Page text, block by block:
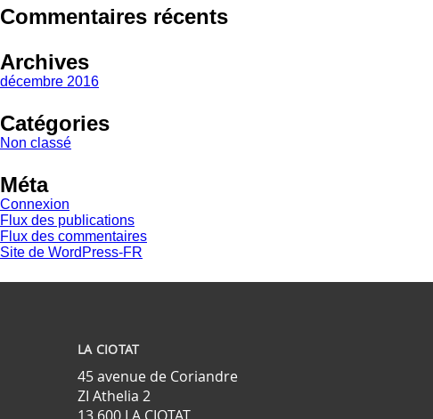
Commentaires récents
Archives
décembre 2016
Catégories
Non classé
Méta
Connexion
Flux des publications
Flux des commentaires
Site de WordPress-FR
LA CIOTAT
45 avenue de Coriandre
ZI Athelia 2